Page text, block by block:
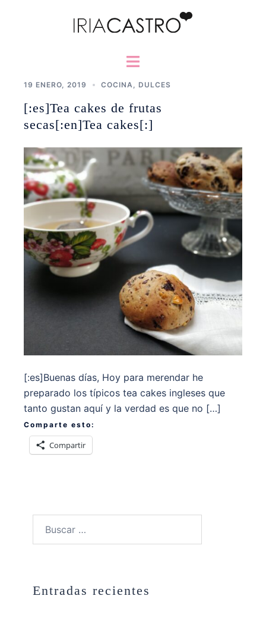
Alternar
19 ENERO, 2019 COCINA DULCES
[:es]Tea cakes de frutas
secas[:en]Tea cakes[:]
[:es]Buenas días, Hoy para merendar he
preparado los típicos tea cakes ingleses que
tanto gustan aquí y la verdad es que no […]
Comparte esto:
Compartir
Entradas recientes